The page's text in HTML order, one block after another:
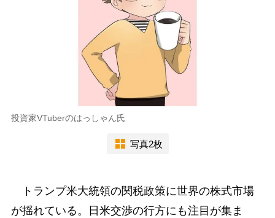
投資家VTuberのはっしゃん氏
写真2枚
トランプ米大統領の関税政策に世界の株式市場
が揺れている。日米交渉の行方にも注目が集ま